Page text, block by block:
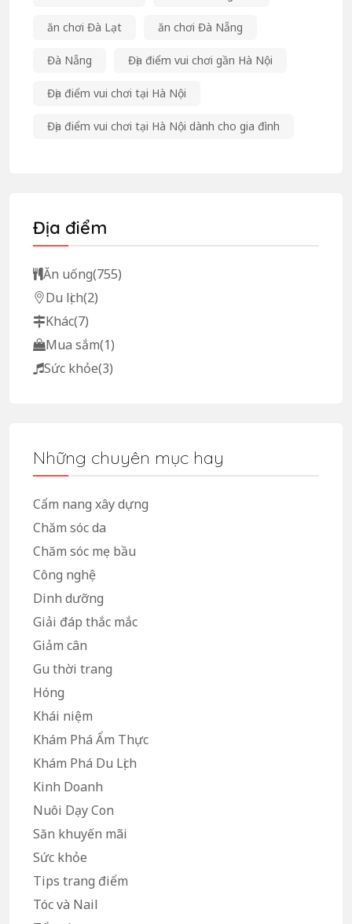
ăn chơi Đà Lạt ăn chơi Đà Nẵng
Đà Nẵng Địa điểm vui chơi gần Hà Nội
Địa điểm vui chơi tại Hà Nội
Địa điểm vui chơi tại Hà Nội dành cho gia đình
Địa điểm
Ăn uống(755)
Du lịch(2)
Khác(7)
Mua sắm(1)
Sức khỏe(3)
Những chuyên mục hay
Cẩm nang xây dựng
Chăm sóc da
Chăm sóc mẹ bầu
Công nghệ
Dinh dưỡng
Giải đáp thắc mắc
Giảm cân
Gu thời trang
Hóng
Khái niệm
Khám Phá Ẩm Thực
Khám Phá Du Lịch
Kinh Doanh
Nuôi Dạy Con
Săn khuyến mãi
Sức khỏe
Tips trang điểm
Tóc và Nail